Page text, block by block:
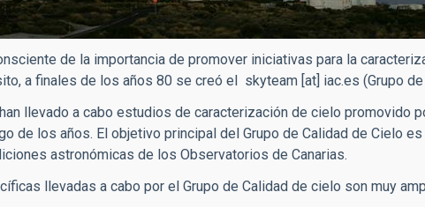
de la importancia de promover iniciativas para la
a finales de los años 80 se creó el skyteam[at] iac.es (Grupo
llevado a cabo estudios de caracterización de cielo promovido
de los años. El objetivo principal del Grupo de Calidad de Cielo
astronómicas de los Observatorios de Canarias.
llevadas a cabo por el Grupo de Calidad de cielo son muy